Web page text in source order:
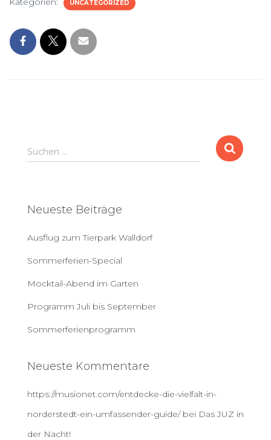
UNCATEGORIZED
S
u
n
c
:
Suchen …
Neueste Beiträge
Ausflug zum Tierpark Walldorf
Sommerferien-Special
Mocktail-Abend im Garten
Programm Juli bis September
Sommerferienprogramm
Neueste Kommentare
https://musionet.com/entdecke-die-vielfalt-in-
norderstedt-ein-umfassender-guide/bei Das JUZ in
der Nacht!